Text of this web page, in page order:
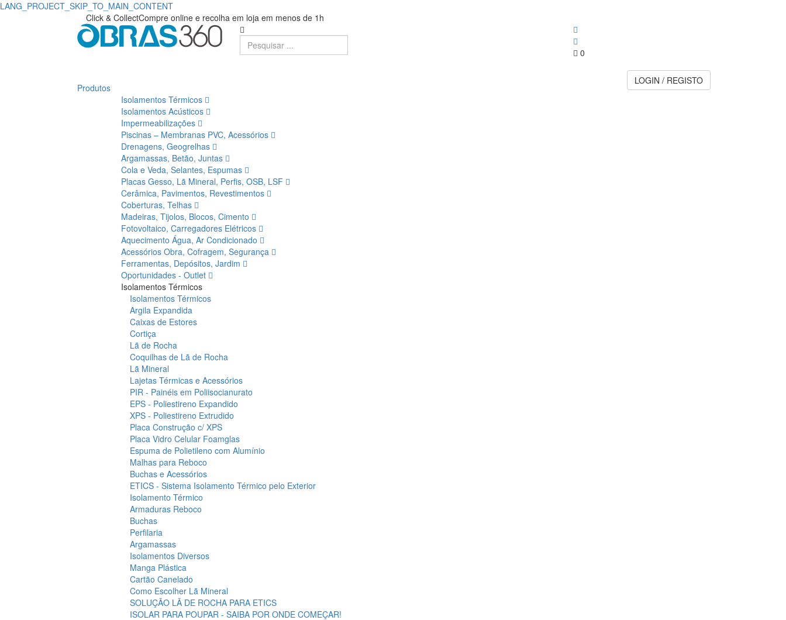
LANG_PROJECT_SKIP_TO_MAIN_CONTENT
Máquinas
Vulcanizar/Componentes
Obras360
Click & CollectCompre online e recolha em loja em menos de 1h
0
Produtos
Isolamentos Térmicos
Isolamentos Acústicos
Impermeabilizações
Piscinas – Membranas PVC, Acessórios
Drenagens, Geogrelhas
Argamassas, Betão, Juntas
Cola e Veda, Selantes, Espumas
Placas Gesso, Lã Mineral, Perfis, OSB, LSF
Cerâmica, Pavimentos, Revestimentos
Coberturas, Telhas
Madeiras, Tijolos, Blocos, Cimento
Fotovoltaico, Carregadores Elétricos
Aquecimento Água, Ar Condicionado
Acessórios Obra, Cofragem, Segurança
Ferramentas, Depósitos, Jardim
Oportunidades - Outlet
Isolamentos Térmicos
Isolamentos Térmicos
Argila Expandida
Caixas de Estores
Cortiça
Lã de Rocha
Coquilhas de Lã de Rocha
Lã Mineral
Lajetas Térmicas e Acessórios
PIR - Painéis em Poliisocianurato
EPS - Poliestireno Expandido
XPS - Poliestireno Extrudido
Placa Construção c/ XPS
Placa Vidro Celular Foamglas
Espuma de Polietileno com Alumínio
Malhas para Reboco
Buchas e Acessórios
ETICS - Sistema Isolamento Térmico pelo Exterior
Isolamento Térmico
Armaduras Reboco
Buchas
Perfilaria
Argamassas
Isolamentos Diversos
Manga Plástica
Cartão Canelado
Como Escolher Lã Mineral
SOLUÇÃO LÃ DE ROCHA PARA ETICS
ISOLAR PARA POUPAR - SAIBA POR ONDE COMEÇAR!
LOGIN / REGISTO